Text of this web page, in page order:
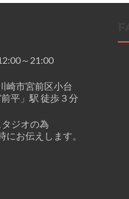
～21:00
崎市宮前区小台
平」駅 徒歩３分
ジオの為
お伝えします。